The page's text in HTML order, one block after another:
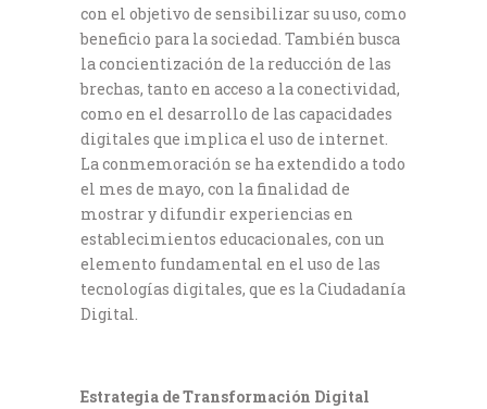
con el objetivo de sensibilizar su uso, como
beneficio para la sociedad. También busca
la concientización de la reducción de las
brechas, tanto en acceso a la conectividad,
como en el desarrollo de las capacidades
digitales que implica el uso de internet.
La conmemoración se ha extendido a todo
el mes de mayo, con la finalidad de
mostrar y difundir experiencias en
establecimientos educacionales, con un
elemento fundamental en el uso de las
tecnologías digitales, que es la Ciudadanía
Digital.
Estrategia de Transformación Digital